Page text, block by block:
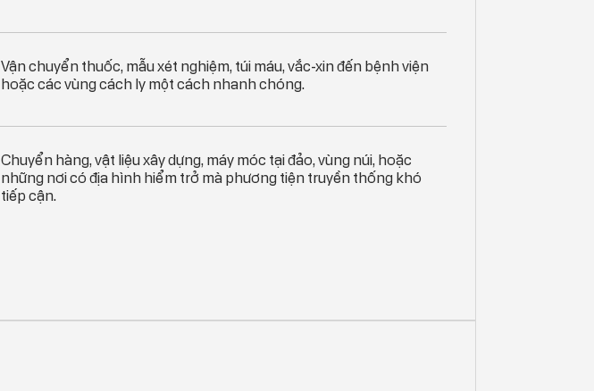
Vận chuyển thuốc, mẫu xét nghiệm, túi máu, vắc-xin đến bệnh viện
hoặc các vùng cách ly một cách nhanh chóng.
Chuyển hàng, vật liệu xây dựng, máy móc tại đảo, vùng núi, hoặc
những nơi có địa hình hiểm trở mà phương tiện truyền thống khó
tiếp cận.